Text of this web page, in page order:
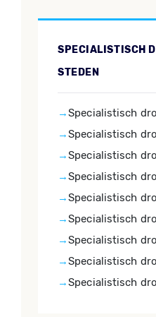
SPECIALISTISCH
STEDEN
Specialistisch
Specialistisch
Specialistisch
Specialistisch
Specialistisch
Specialistisch
Specialistisch
Specialistisch
Specialistisch